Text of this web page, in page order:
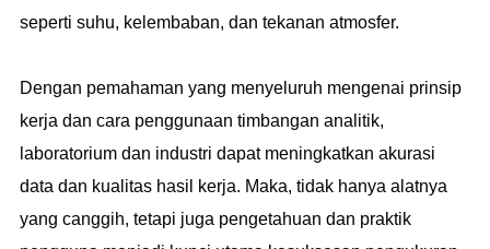
seperti suhu, kelembaban, dan tekanan atmosfer.
Dengan pemahaman yang menyeluruh mengenai prinsip
kerja dan cara penggunaan timbangan analitik,
laboratorium dan industri dapat meningkatkan akurasi
data dan kualitas hasil kerja. Maka, tidak hanya alatnya
yang canggih, tetapi juga pengetahuan dan praktik